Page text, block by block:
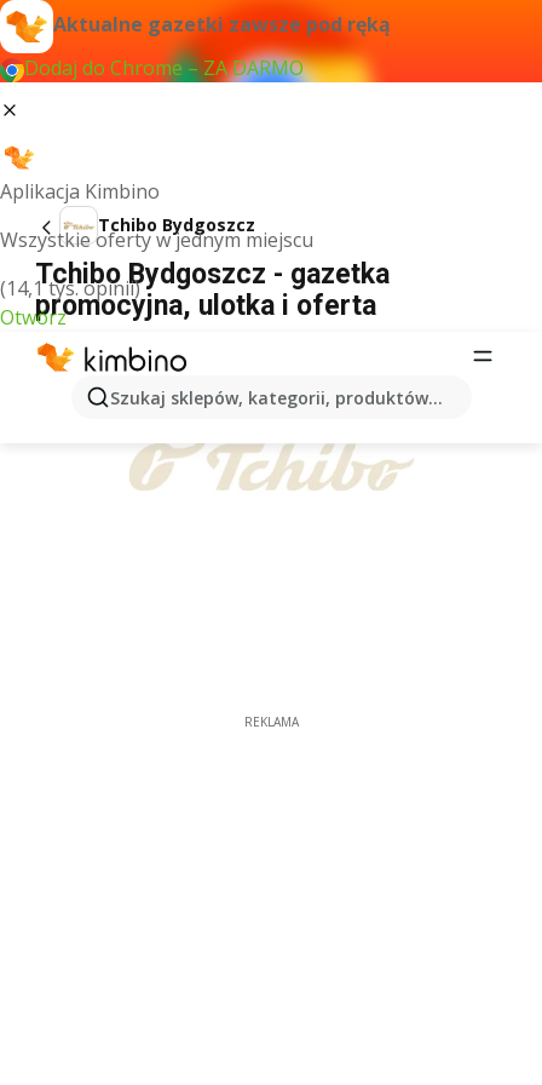
Aktualne gazetki zawsze pod ręką
Dodaj do Chrome – ZA DARMO
Aplikacja Kimbino
Wszystkie oferty w jednym miejscu
(14,1 tys. opinii)
Otwórz
Szukaj sklepów, kategorii, produktów...
Tchibo Bydgoszcz
Tchibo Bydgoszcz - gazetka
promocyjna, ulotka i oferta
REKLAMA